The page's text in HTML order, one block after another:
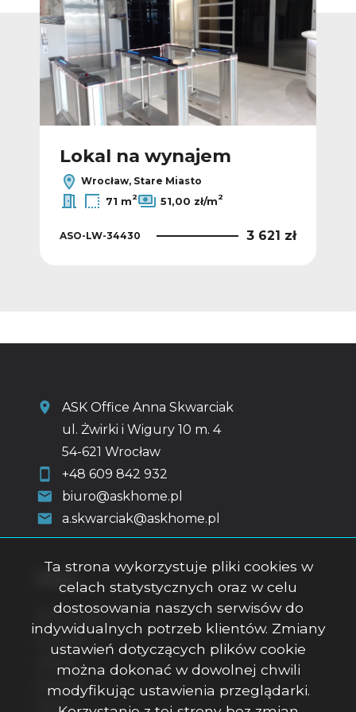
Lokal na wynajem
Wrocław, Stare Miasto
71 m2 51,00 zł/m2
ASO-LW-34430 3 621 zł
ASK Office Anna Skwarciak
ul. Żwirki i Wigury 10 m. 4
54-621 Wrocław
+48 609 842 932
biuro@askhome.pl
a.skwarciak@askhome.pl
Strona główna
O firmie
Kontakt
Rodo
Ta strona wykorzystuje pliki cookies w
celach statystycznych oraz w celu
dostosowania naszych serwisów do
indywidualnych potrzeb klientów. Zmiany
ustawień dotyczących plików cookie
można dokonać w dowolnej chwili
modyfikując ustawienia przeglądarki.